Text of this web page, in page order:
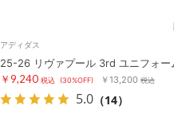
アディダス
25-26 リヴァプール 3rd ユニフォー
￥9,240 税込 (30%OFF) ￥13,200 税込
5.0 （14）